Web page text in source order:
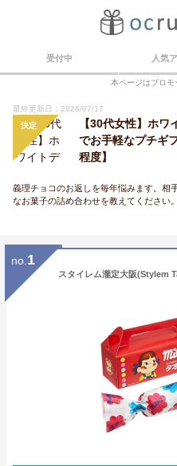
受付中 人気
本ページはプロ
最終更新日：2026/07/17
決定
【30代女性】ホ
でお手軽なプチギ
程度】
義理チョコのお返しを毎年悩みます。相
なお菓子の詰め合わせを教えてください。
no. 1